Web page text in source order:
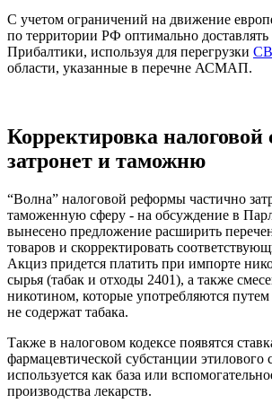
С учетом ограничений на движение
по территории РФ оптимально доставлять
Прибалтики, используя для перегрузки
области, указанные в перечне АСМАП.
Корректировка налоговой
затронет и таможню
“Волна” налоговой реформы частично
таможенную сферу - на обсуждение в
вынесено предложение расширить
товаров и скорректировать
Акциз придется платить при импорте
сырья (табак и отходы 2401), а также
никотином, которые употребляются
не содержат табака.
Также в налоговом кодексе появятся
фармацевтической субстанции этилового
используется как база или
производства лекарств.